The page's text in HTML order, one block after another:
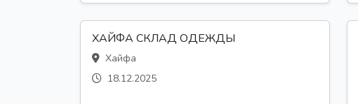
ХАЙФА СКЛАД ОДЕЖДЫ
Хайфа
18.12.2025